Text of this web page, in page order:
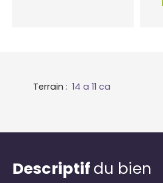
Terrain : 14 a 11 ca
Descriptif du bien